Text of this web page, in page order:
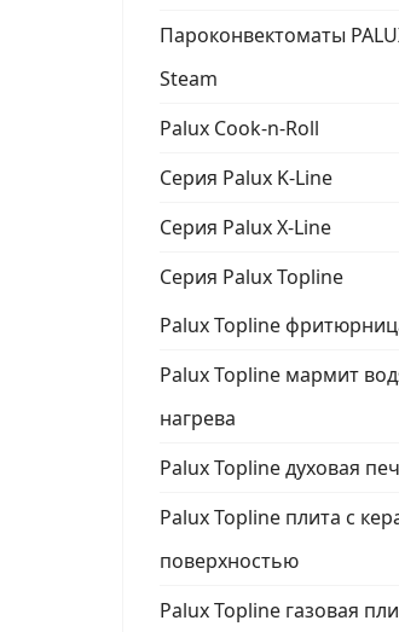
Пароконвектоматы
Steam
Palux Cook-n-Roll
Серия Palux K-Line
Серия Palux X-Line
Серия Palux Topline
Palux Topline
Palux Topline мармит
нагрева
Palux Topline духовая
Palux Topline плита с
поверхностью
Palux Topline газовая